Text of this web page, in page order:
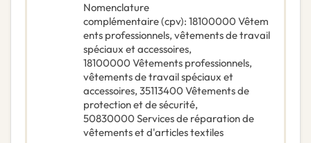
Nomenclature
complémentaire(cpv): 18100000 Vêtem
ents professionnels, vêtements de travail
spéciaux et accessoires,
18100000 Vêtements professionnels,
vêtements de travail spéciaux et
accessoires, 35113400 Vêtements de
protection et de sécurité,
50830000 Services de réparation de
vêtements et d'articles textiles